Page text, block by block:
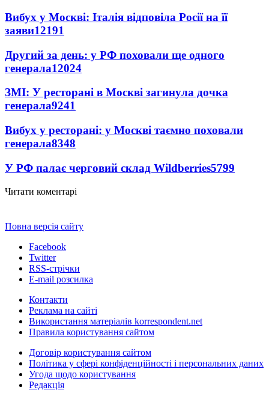
Вибух у Москві: Італія відповіла Росії на її
заяви12191
Другий за день: у РФ поховали ще одного
генерала12024
ЗМІ: У ресторані в Москві загинула дочка
генерала9241
Вибух у ресторані: у Москві таємно поховали
генерала8348
У РФ палає черговий склад Wildberries5799
Читати коментарі
Повна версія сайту
Facebook
Twitter
RSS-стрічки
E-mail розсилка
Контакти
Реклама на сайті
Використання матеріалів korrespondent.net
Правила користування сайтом
Договір користування сайтом
Політика у сфері конфіденційності і персональних даних
Угода щодо користування
Редакція